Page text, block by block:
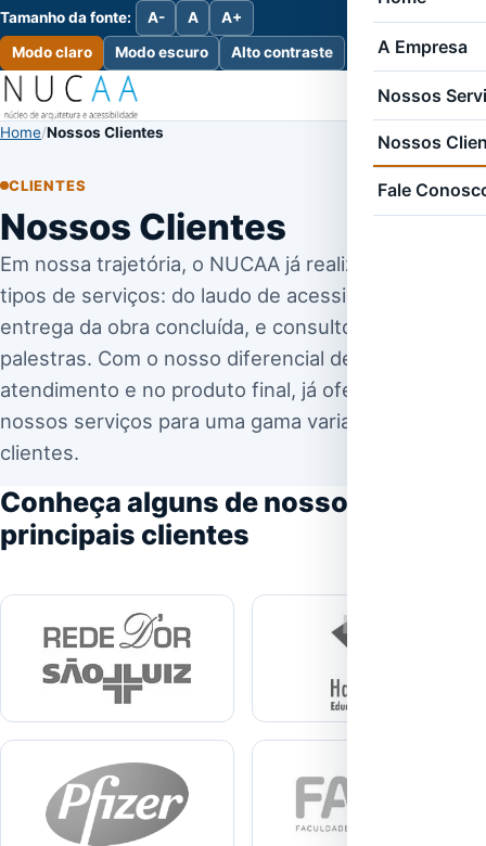
Tamanho da fonte: A- A A+
Modo claro Modo escuro Alto contraste A Empresa
Nossos
Nossos
Fale
Home Nossos Clientes
CLIENTES
Nossos Clientes
Em nossa trajetória, o NUCAA já realizou diferentes
tipos de serviços: do laudo de acessibilidade até a
entrega da obra concluída, e consultorias e
palestras. Com o nosso diferencial de qualidade no
atendimento e no produto final, já oferecemos
nossos serviços para uma gama variada de
clientes.
Conheça alguns de nossos
principais clientes